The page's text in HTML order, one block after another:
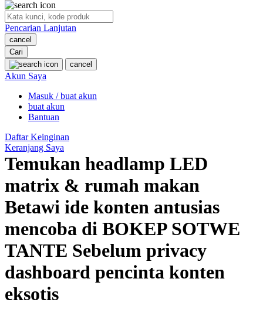
Oh Ma Grain
P
Peachy
Phil & Ted's
Philips Avent
Ponycycle
Puma
Pureats
Q
QV Baby
Pencarian Lanjutan
cancel
Cari
cancel
Akun Saya
Masuk / buat akun
buat akun
Bantuan
Daftar Keinginan
Keranjang Saya
Temukan headlamp LED
matrix & rumah makan
Betawi ide konten antusias
mencoba di BOKEP SOTWE
TANTE Sebelum privacy
dashboard pencinta konten
eksotis